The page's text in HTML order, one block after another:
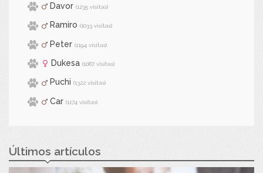
Davor (1235 visitas)
Ramiro (1033 visitas)
Peter (1194 visitas)
Dukesa (1087 visitas)
Puchi (1322 visitas)
Car (1174 visitas)
Últimos artículos